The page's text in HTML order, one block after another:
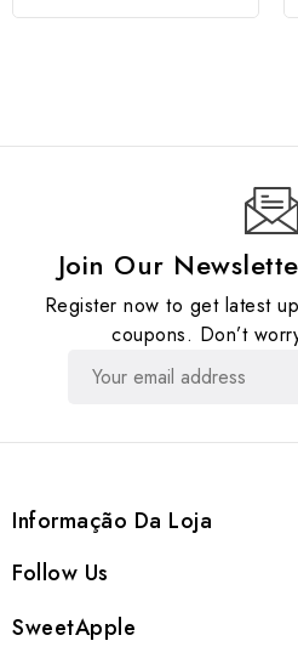
Join Our
Register now to get latest
coupons. Don’t
Informação Da Loja
Follow Us
SweetApple